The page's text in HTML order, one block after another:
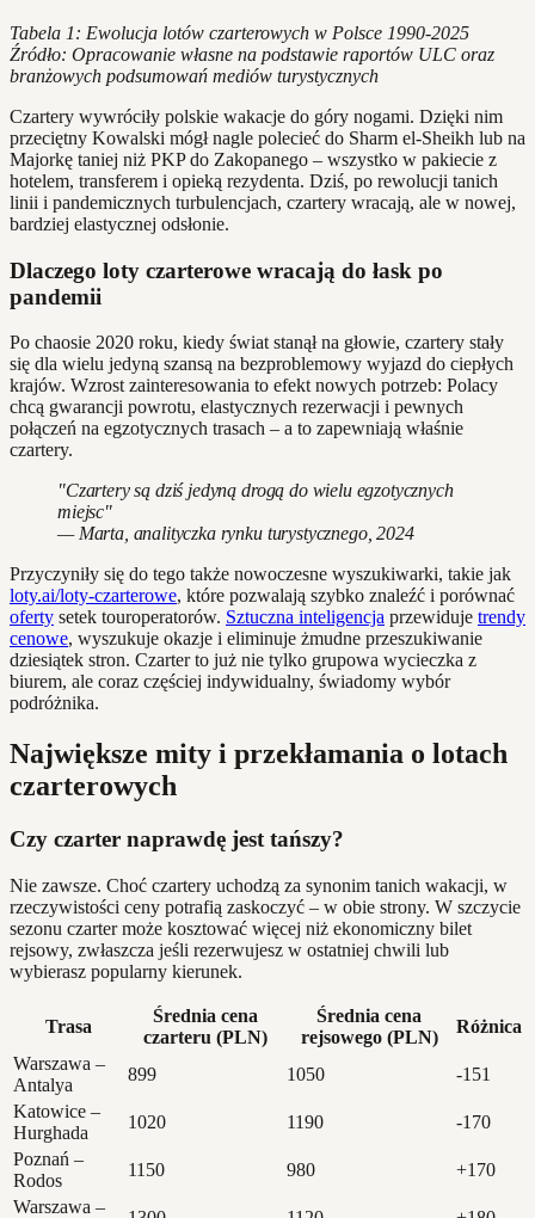
Tabela 1: Ewolucja lotów czarterowych w Polsce 1990-2025
Źródło: Opracowanie własne na podstawie raportów ULC oraz
branżowych podsumowań mediów turystycznych
Czartery wywróciły polskie wakacje do góry nogami. Dzięki nim
przeciętny Kowalski mógł nagle polecieć do Sharm el-Sheikh lub na
Majorkę taniej niż PKP do Zakopanego – wszystko w pakiecie z
hotelem, transferem i opieką rezydenta. Dziś, po rewolucji tanich
linii i pandemicznych turbulencjach, czartery wracają, ale w nowej,
bardziej elastycznej odsłonie.
Dlaczego loty czarterowe wracają do łask po
pandemii
Po chaosie 2020 roku, kiedy świat stanął na głowie, czartery stały
się dla wielu jedyną szansą na bezproblemowy wyjazd do ciepłych
krajów. Wzrost zainteresowania to efekt nowych potrzeb: Polacy
chcą gwarancji powrotu, elastycznych rezerwacji i pewnych
połączeń na egzotycznych trasach – a to zapewniają właśnie
czartery.
"Czartery są dziś jedyną drogą do wielu egzotycznych
miejsc"
— Marta, analityczka rynku turystycznego, 2024
Przyczyniły się do tego także nowoczesne wyszukiwarki, takie jak
loty.ai/loty-czarterowe, które pozwalają szybko znaleźć i porównać
oferty setek touroperatorów. Sztuczna inteligencja przewiduje trendy
cenowe, wyszukuje okazje i eliminuje żmudne przeszukiwanie
dziesiątek stron. Czarter to już nie tylko grupowa wycieczka z
biurem, ale coraz częściej indywidualny, świadomy wybór
podróżnika.
Największe mity i przekłamania o lotach
czarterowych
Czy czarter naprawdę jest tańszy?
Nie zawsze. Choć czartery uchodzą za synonim tanich wakacji, w
rzeczywistości ceny potrafią zaskoczyć – w obie strony. W szczycie
sezonu czarter może kosztować więcej niż ekonomiczny bilet
rejsowy, zwłaszcza jeśli rezerwujesz w ostatniej chwili lub
wybierasz popularny kierunek.
Trasa
Średnia cena
czarteru (PLN)
Średnia cena
rejsowego (PLN)
Różnica
Warszawa –
Antalya
899 1050
-151
Katowice –
Hurghada
1020 1190
-170
Poznań –
Rodos
1150 980
+170
Warszawa –